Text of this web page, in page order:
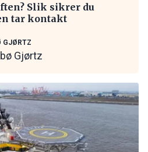
Slik sikrer du
tar kontakt
GJØRTZ
Gjørtz